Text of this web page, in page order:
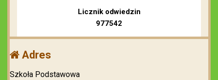
Licznik odwiedzin
977542
Adres
Szkoła Podstawowa